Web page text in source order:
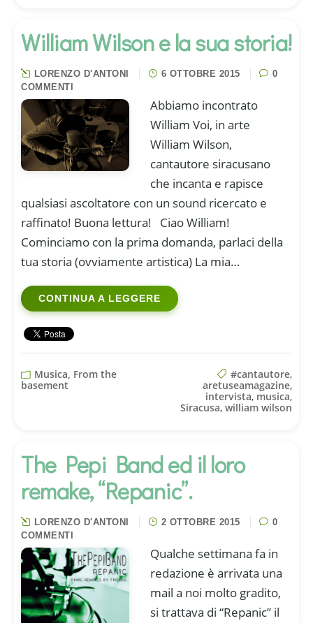
William Wilson e la sua storia!
LORENZO D'ANTONI 6 OTTOBRE 2015
0
COMMENTI
Abbiamo incontrato
William Voi, in arte
William Wilson,
cantautore siracusano
che incanta e rapisce
qualsiasi ascoltatore con un sound ricercato e
raffinato! Buona lettura! Ciao William!
Cominciamo con la prima domanda, parlaci della
tua storia (ovviamente artistica) La mia…
CONTINUA A LEGGERE
Musica, From the
basement
#cantautore,
aretuseamagazine,
intervista, musica,
Siracusa, william wilson
The Pepi Band ed il loro
remake, “Repanic”.
LORENZO D'ANTONI 2 OTTOBRE 2015
0
COMMENTI
Qualche settimana fa in
redazione è arrivata una
mail a noi molto gradito,
si trattava di “Repanic” il